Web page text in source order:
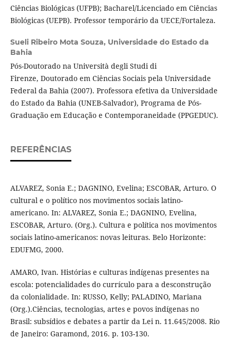
Ciências Biológicas (UFPB); Bacharel/Licenciado em Ciências
Biológicas (UEPB). Professor temporário da UECE/Fortaleza.
Sueli Ribeiro Mota Souza, Universidade do Estado da
Bahia
Pós-Doutorado na Università degli Studi di
Firenze, Doutorado em Ciências Sociais pela Universidade
Federal da Bahia (2007). Professora efetiva da Universidade
do Estado da Bahia (UNEB-Salvador), Programa de Pós-
Graduação em Educação e Contemporaneidade (PPGEDUC).
REFERÊNCIAS
ALVAREZ, Sonia E.; DAGNINO, Evelina; ESCOBAR, Arturo. O
cultural e o político nos movimentos sociais latino-
americano. In: ALVAREZ, Sonia E.; DAGNINO, Evelina,
ESCOBAR, Arturo. (Org.). Cultura e política nos movimentos
sociais latino-americanos: novas leituras. Belo Horizonte:
EDUFMG, 2000.
AMARO, Ivan. Histórias e culturas indígenas presentes na
escola: potencialidades do currículo para a desconstrução
da colonialidade. In: RUSSO, Kelly; PALADINO, Mariana
(Org.).Ciências, tecnologias, artes e povos indígenas no
Brasil: subsídios e debates a partir da Lei n. 11.645/2008. Rio
de Janeiro: Garamond, 2016. p. 103-130.